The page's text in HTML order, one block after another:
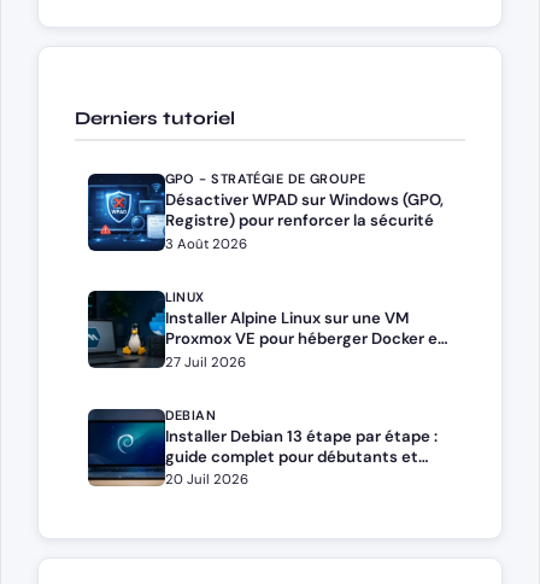
Derniers tutoriel
GPO - STRATÉGIE DE GROUPE
Désactiver WPAD sur Windows (GPO,
Registre) pour renforcer la sécurité
3 Août 2026
LINUX
Installer Alpine Linux sur une VM
Proxmox VE pour héberger Docker et
Docker Compose
27 Juil 2026
DEBIAN
Installer Debian 13 étape par étape :
guide complet pour débutants et
administrateurs
20 Juil 2026